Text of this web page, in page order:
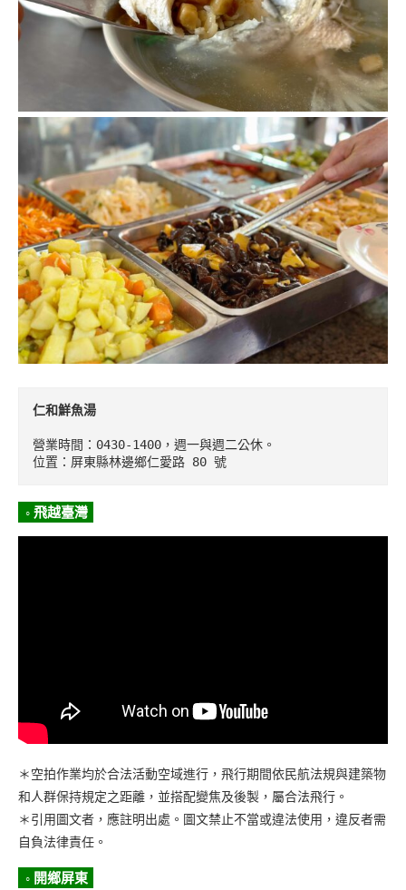
仁和鮮魚湯
營業時間：0430-1400，週一與週二公休。
位置：屏東縣林邊鄉仁愛路 80 號
◦ 飛越臺灣
＊空拍作業均於合法活動空域進行，飛行期間依民航法規與建築物
和人群保持規定之距離，並搭配變焦及後製，屬合法飛行。
＊引用圖文者，應註明出處。圖文禁止不當或違法使用，違反者需
自負法律責任。
◦ 開鄉屏東